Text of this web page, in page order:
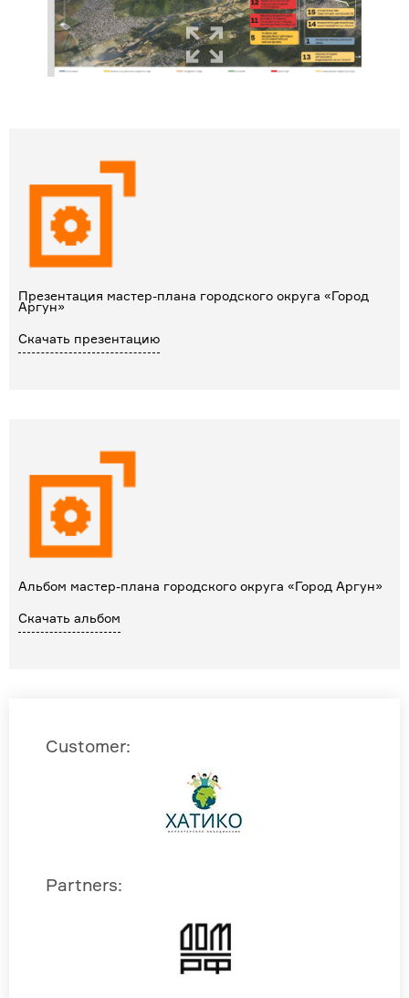
Презентация мастер-плана городского округа «Город
Аргун»
Скачать презентацию
Альбом мастер-плана городского округа «Город Аргун»
Скачать альбом
Customer:
Partners: